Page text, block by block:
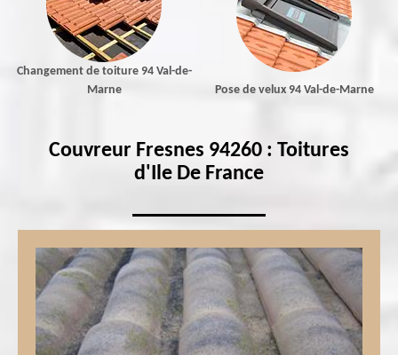
Changement de toiture 94 Val-de-
Marne
Pose de velux 94 Val-de-Marne
Couvreur Fresnes 94260 : Toitures
d'Ile De France